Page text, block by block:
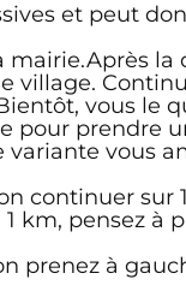
et peut
mairie.Après
village.
vous le
pour prendre
variante vous
continuer sur
km, pensez à
prenez à